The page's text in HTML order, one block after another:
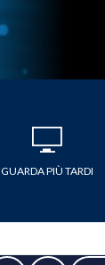
GUARDA PIÙ TARDI